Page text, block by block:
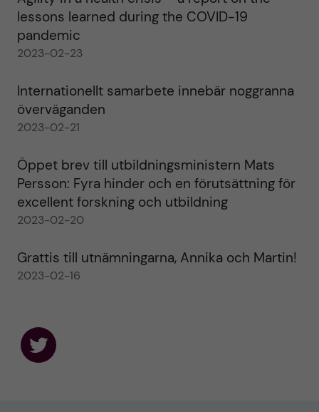
lessons learned during the COVID-19
pandemic
2023-02-23
Internationellt samarbete innebär noggranna
överväganden
2023-02-21
Öppet brev till utbildningsministern Mats
Persson: Fyra hinder och en förutsättning för
excellent forskning och utbildning
2023-02-20
Grattis till utnämningarna, Annika och Martin!
2023-02-16
F